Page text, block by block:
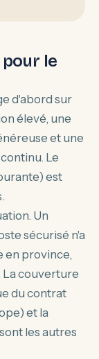
le
d'abord sur
élevé, une
et une
Le
est
Un
sécurisé n'a
en province,
La couverture
du contrat
et la
les autres